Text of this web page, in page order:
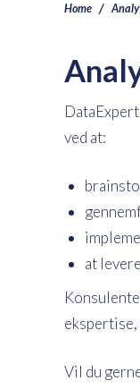
Home
ved at:
at
Vil du